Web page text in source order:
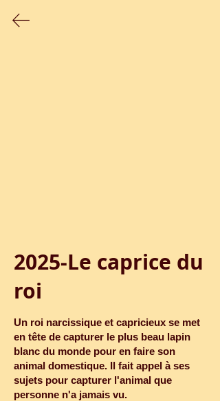
2025-Le caprice du
roi
Un roi narcissique et capricieux se met
en tête de capturer le plus beau lapin
blanc du monde pour en faire son
animal domestique. Il fait appel à ses
sujets pour capturer l'animal que
personne n'a jamais vu.